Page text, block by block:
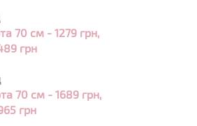
70 см - 1279 грн,
грн
70 см - 1689 грн,
грн